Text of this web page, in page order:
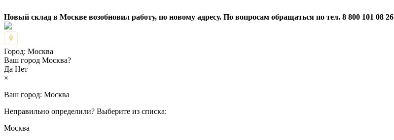
Новый склад в Москве возобновил работу, по новому адресу. По вопросам обращаться по тел. 8 800 101 08 26
Город: Москва
Ваш город Москва?
Да Нет
×
Ваш город: Москва
Неправильно определили? Выберите из списка:
Москва